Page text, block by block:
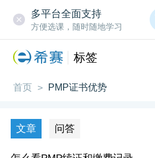
多平台全面支持
方便选课，随时随地学习
标签
首页 > PMP证书优势
文章 问答